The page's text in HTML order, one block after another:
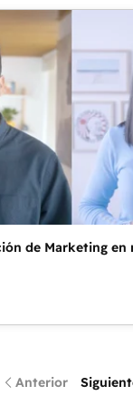
de Marketing en
Anterior